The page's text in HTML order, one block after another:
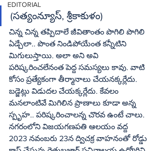
EDITORIAL
(సత్యంన్యూస్‌, శ్రీకాకుళం)
చిన్న చిన్న తప్పిదాలే జీవితాంతం పొగిలి పొగిలి
ఏడ్చేలా.. పొంత నిండిపోయేంత కన్నీటిని
మిగులుస్తాయి. అలా అని అవి
పరిష్కరించలేనంత పెద్ద సమస్యలు కావు. వాటి
కోసం ప్రత్యేకంగా తీర్మానాలు చేయనక్కర్లేదు.
బడ్జెట్లు విడుదల చేయక్కర్లేదు. కేవలం
మనలాంటివే మిగిలిన ప్రాణాలు కూడా అన్న
స్పృహ.. పరిష్కరించాలన్న చొరవ ఉంటే చాలు.
నగరంలోని విజయగణపతి ఆలయం వద్ద
2023 నవంబరు 23న ద్విచక్ర వాహనంతో రోడ్డు